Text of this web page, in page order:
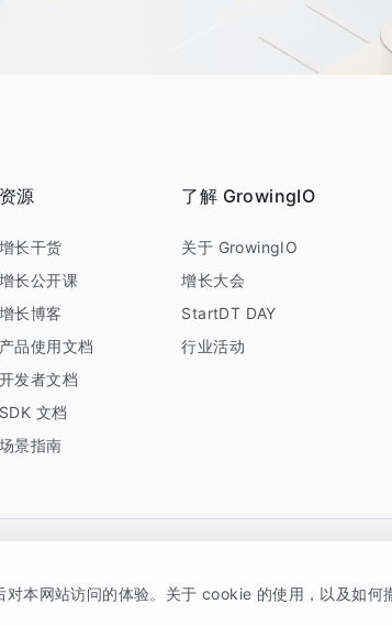
资源
增长干货
增长公开课
增长博客
产品使用文档
开发者文档
SDK 文档
场景指南
了解 GrowingIO
关于 GrowingIO
增长大会
StartDT DAY
行业活动
本网站访问的体验。关于 cookie 的使用，以及如何